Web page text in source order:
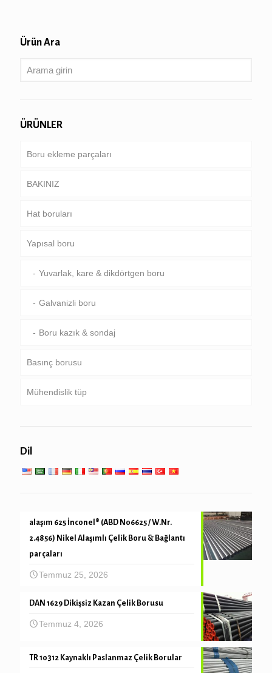
Ürün Ara
ÜRÜNLER
Boru ekleme parçaları
BAKINIZ
Boru & kasa
Sondaj borusu
Ağır sondaj boru & Matkap yaka
Hat boruları
Ortak boru hattı
Özel servis ve kaplamalı & kaplı boru
Yapısal boru
Yuvarlak, kare & dikdörtgen boru
Galvanizli boru
Boru kazık & sondaj
Basınç borusu
Kazan, ısı eşanjörü, kondansatör & kızdırıcı tüp
Mühendislik tüp
Dil
alaşım 625 İnconel® (ABD N06625 / W.Nr.
2.4856) Nikel Alaşımlı Çelik Boru & Bağlantı
parçaları
Temmuz 25, 2026
DAN 1629 Dikişsiz Kazan Çelik Borusu
Temmuz 4, 2026
TR 10312 Kaynaklı Paslanmaz Çelik Borular